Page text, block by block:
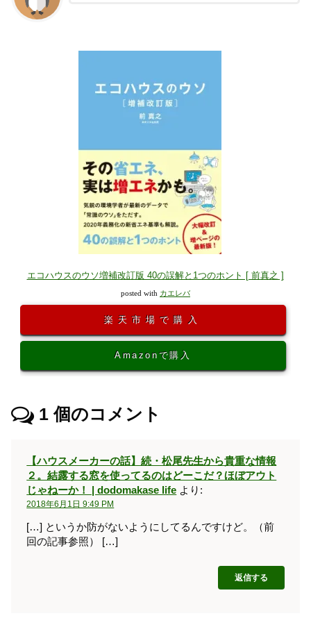
エコハウスのウソ増補改訂版 40の誤解と1つのホント [ 前真之 ]
posted with カエレバ
楽天市場で購入
Amazonで購入
1 個のコメント
【ハウスメーカーの話】続・松尾先生から貴重な情報
２。結露する窓を使ってるのはどーこだ？ほぼアウト
じゃねーか！ | dodomakase life より:
2018年6月1日 9:49 PM
[…] というか防がないようにしてるんですけど。（前
回の記事参照） […]
返信する